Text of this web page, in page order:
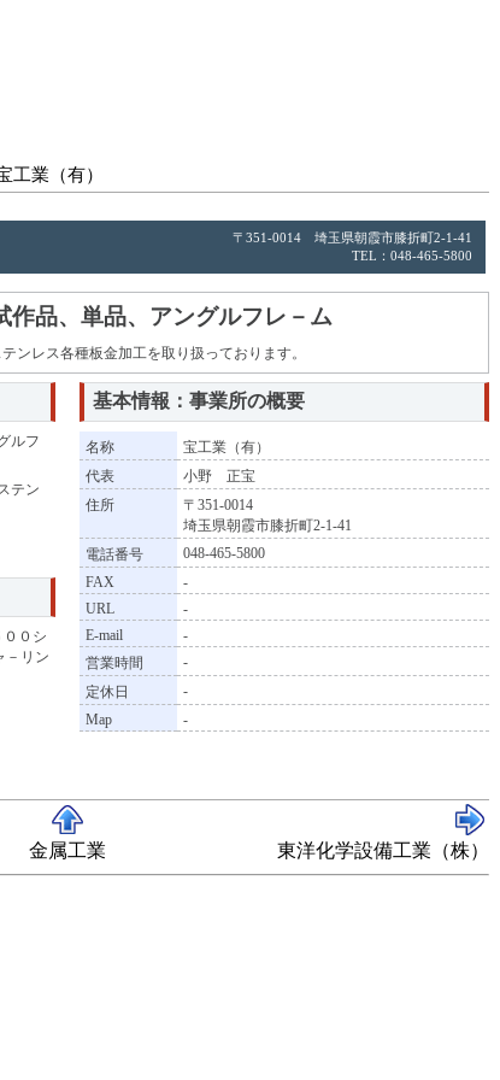
工業（有）
〒351-0014 埼玉県朝霞市膝折町2-1-41
TEL：048-465-5800
作品、単品、アングルフレ－ム
ンレス各種板金加工を取り扱っております。
ルフ
テン
０シ
－リン
基本情報：事業所の概要
名称
宝工業（有）
代表
小野 正宝
住所
〒351-0014
埼玉県朝霞市膝折町2-1-41
電話番号
048-465-5800
FAX
-
URL
-
E-mail
-
営業時間
-
定休日
-
Map
-
金属工業 東洋化学設備工業（株）